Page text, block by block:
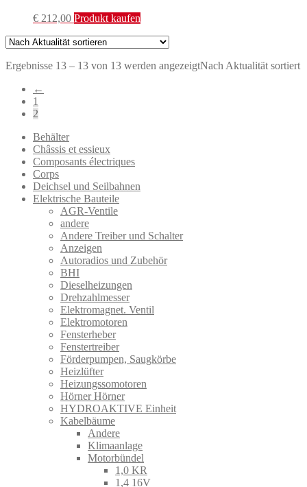
€ 212,00 Produkt kaufen
Ergebnisse 13 – 13 von 13 werden angezeigtNach Aktualität sortiert
←
1
2
Behälter
Châssis et essieux
Composants électriques
Corps
Deichsel und Seilbahnen
Elektrische Bauteile
AGR-Ventile
andere
Andere Treiber und Schalter
Anzeigen
Autoradios und Zubehör
BHI
Dieselheizungen
Drehzahlmesser
Elektromagnet. Ventil
Elektromotoren
Fensterheber
Fenstertreiber
Förderpumpen, Saugkörbe
Heizlüfter
Heizungssomotoren
Hörner Hörner
HYDROAKTIVE Einheit
Kabelbäume
Andere
Klimaanlage
Motorbündel
1,0 KR
1,4 16V